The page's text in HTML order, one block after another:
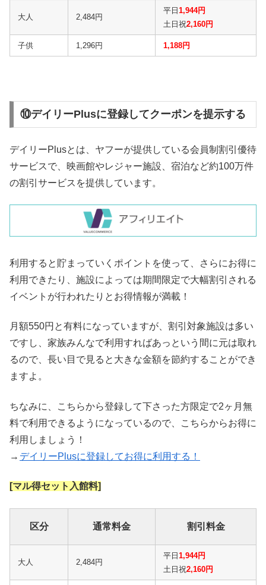
大人 2,484円
平日 1,944円
土日祝2,160円
子供 1,296円 1,188円
⑩デイリーPlusに登録してクーポンを提示する
デイリーPlusとは、ヤフーが提供している会員制割引優待
サービスで、映画館やレジャー施設、宿泊など約100万件
の割引サービスを提供しています。
利用すると貯まっていくポイントを使って、さらにお得に
利用できたり、施設によっては期間限定で大幅割引される
イベントが行われたりとお得情報が満載！
月額550円と有料になっていますが、割引対象施設は多い
ですし、家族みんなで利用すればあっという間に元は取れ
るので、長い目で見ると大きな金額を節約することができ
ますよ。
ちなみに、こちらから登録して下さった方限定で2ヶ月無
料で利用できるようになっているので、こちらからお得に
利用しましょう！
→ デイリーPlusに登録してお得に利用する！
[マル得セット入館料]
区分 通常料金 割引料金
大人 2,484円
平日1,944円
土日祝2,160円